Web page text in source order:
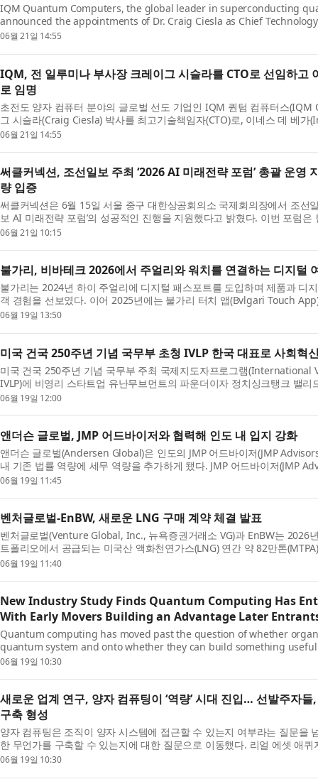
IQM Quantum Computers, the global leader in superconducting
announced the appointments of Dr. Craig Ciesla as Chief
Vega as Chief Scientist, as she transitions from her role as Vice...
06월 21일 14:55
IQM, 전 일루미나 부사장 크레이그 시슬라를 CTO로 선임하고
로 임명
초전도 양자 컴퓨터 분야의 글로벌 선도 기업인 IQM 퀀텀 컴퓨터스
그 시슬라(Craig Ciesla) 박사를 최고기술책임자(CTO)로, 이네스 데 베가
자(Chief Scientist)로 임명했다고 발표했다. 데 베가 박...
06월 21일 14:55
써클커넥션, 조선일보 주최 ‘2026 AI 미래전략 포럼’ 총괄 운영
량 입증
써클커넥션은 6월 15일 서울 중구 대한상공회의소 국제회의장에서 조선
보 AI 미래전략 포럼’의 성공적인 진행을 지원했다고 밝혔다. 이번 포럼
센터 인프라 구축의 핵심 과제를 심도 있게 논의하는 ...
06월 21일 10:15
불가리, 비바테크 2026에서 주얼리와 워치를 연결하는 디지털
불가리는 2024년 하이 주얼리에 디지털 패스포트를 도입하며 제품과 디
객 경험을 선보였다. 이어 2025년에는 불가리 터치 앱(Bvlgari Touch
서 디지털 서비스에 접근할 수 있는 커넥티드 주얼을...
06월 19일 13:50
미국 건국 250주년 기념 국무부 초청 IVLP 한국 대표로 사회혁
미국 건국 250주년 기념 국무부 주최 국제지도자프로그램
IVLP)에 비영리 스타트업 유난무브먼트의 파운더이자 정치싱크탱크 밸리
한국 대표로 선정돼 참석한다. IVLP는 미국 국무부가 지...
06월 19일 12:00
앤더슨 글로벌, JMP 어드바이저와 협력해 인도 내 입지 강화
앤더슨 글로벌(Andersen Global)은 인도의 JMP 어드바이저(JMP
내 기존 법률 역량에 세무 역량을 추가하게 됐다. JMP 어드바이저(JMP
자문을 제공하며, 복잡하고 빠르게 변화하는 비즈니...
06월 19일 11:45
벤처글로벌-EnBW, 새로운 LNG 구매 계약 체결 발표
벤처글로벌(Venture Global, Inc., 뉴욕증권거래소 VG)과 EnBW는 2026
트폴리오에서 공급되는 미국산 액화천연가스(LNG) 연간 약 82만톤
이 있는 계약을 체결했다고 발표했다. 이 새로운 계약은 ...
06월 19일 11:40
New Industry Study Finds Quantum Computing Has
With Early Movers Building an Advantage Later
Quantum computing has moved past the question of whether
quantum system and onto whether they can build something
State of Quantum 2026, the fourth annual industry study published
06월 19일 10:30
새로운 업계 연구, 양자 컴퓨팅이 ‘역량’ 시대 진입… 선발주자
구축 형성
양자 컴퓨팅은 조직이 양자 시스템에 접근할 수 있는지 여부라는 질문을
한 무언가를 구축할 수 있는지에 대한 질문으로 이동했다. 리얼 에셋 애
Corp.)(Nasdaq: RAAQ)과의 합병을 통해 계획된 나스닥 ...
06월 19일 10:30